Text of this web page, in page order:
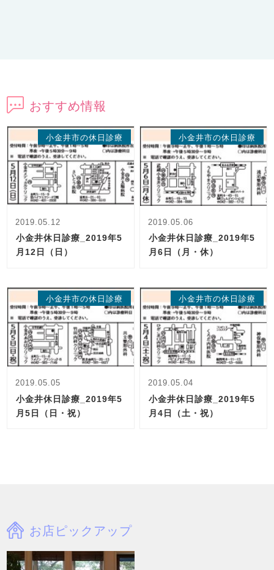
おすすめ情報
2019.05.12
小金井休日診療_2019年5
月12日（日）
小金井市の休日診療
2019.05.06
小金井休日診療_2019年5
月6日（月・休）
小金井市の休日診療
2019.05.05
小金井休日診療_2019年5
月5日（日・祝）
小金井市の休日診療
2019.05.04
小金井休日診療_2019年5
月4日（土・祝）
小金井市の休日診療
お店ピックアップ